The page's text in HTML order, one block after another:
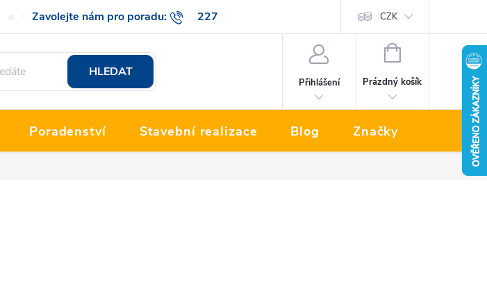
227
777 222
O nás Hodnocení obchodu Prodávané značky CZK
HLEDAT
Přihlášení
NÁKUPNÍ
Prázdný košík
Poradenství Stavební realizace Blog Značky